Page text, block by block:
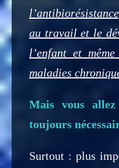
au travail et le
l’enfant et
maladies
Mais vous
toujours
Surtout : plus